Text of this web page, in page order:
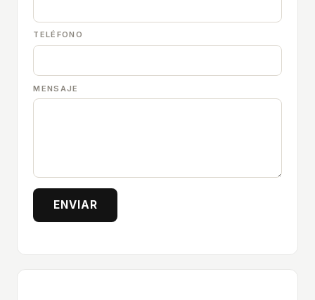
TELÉFONO
MENSAJE
ENVIAR